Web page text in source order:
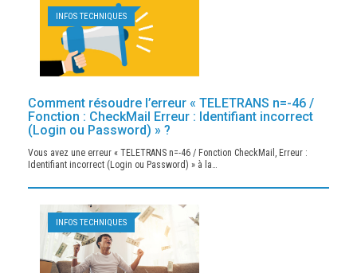
INFOS TECHNIQUES
Comment résoudre l’erreur « TELETRANS n=-46 /
Fonction : CheckMail Erreur : Identifiant incorrect
(Login ou Password) » ?
Vous avez une erreur « TELETRANS n=-46 / Fonction CheckMail, Erreur :
Identifiant incorrect (Login ou Password) » à la…
INFOS TECHNIQUES